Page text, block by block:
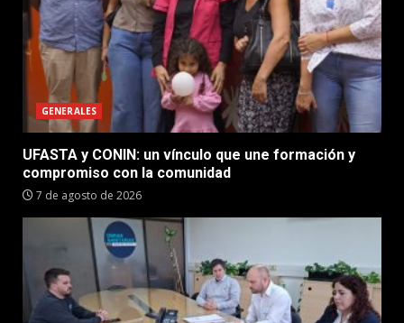
GENERALES
UFASTA y CONIN: un vínculo que une formación y
compromiso con la comunidad
7 de agosto de 2026